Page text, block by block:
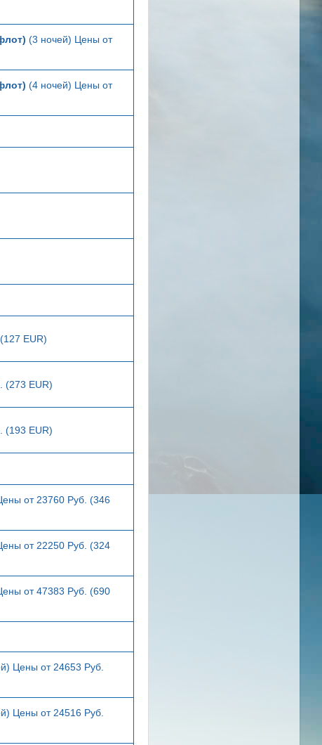
(3 ночей) Цены от
(4 ночей) Цены от
EUR)
(273 EUR)
(193 EUR)
от 23760 Руб. (346
от 22250 Руб. (324
от 47383 Руб. (690
Цены от 24653 Руб.
Цены от 24516 Руб.